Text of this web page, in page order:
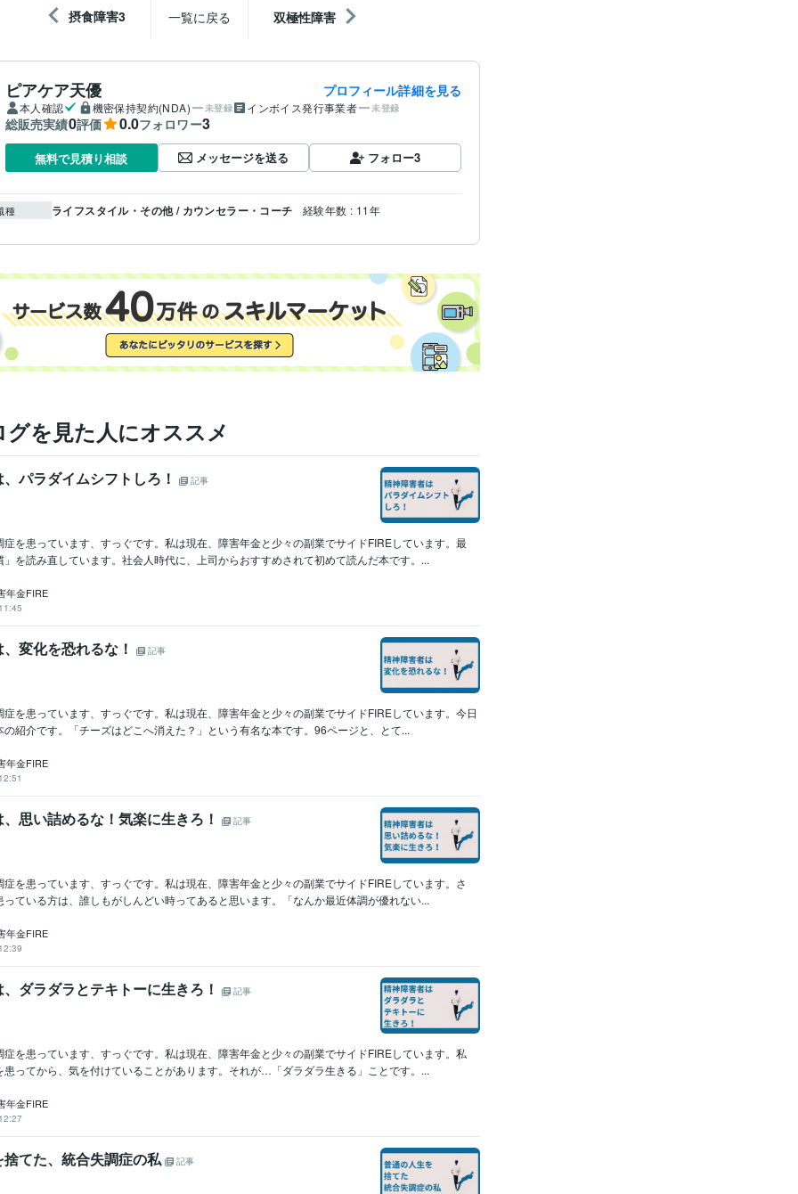
摂食障害3 一覧に戻る 双極性障害
ピアケア天優 プロフィール詳細を見る
本人確認 機密保持契約(NDA) 未登録 インボイス発行事業者 未登録
総販売実績0評価 0.0フォロワー3
無料で見積り相談 メッセージを送る フォロー3
種 ライフスタイル・その他 / カウンセラー・コーチ 経験年数 : 11年
を見た人にオススメ
パラダイムシフトしろ！ 記事
症を患っています、すっぐです。私は現在、障害年金と少々の副業でサイドFIREしています。最
を読み直しています。社会人時代に、上司からおすすめされて初めて読んだ本です。...
年金FIRE
変化を恐れるな！ 記事
を患っています、すっぐです。私は現在、障害年金と少々の副業でサイドFIREしています。今日
紹介です。「チーズはどこへ消えた？」という有名な本です。96ページと、とて...
年金FIRE
思い詰めるな！気楽に生きろ！ 記事
を患っています、すっぐです。私は現在、障害年金と少々の副業でサイドFIREしています。さ
ている方は、誰しもがしんどい時ってあると思います。「なんか最近体調が優れない...
年金FIRE
ダラダラとテキトーに生きろ！ 記事
を患っています、すっぐです。私は現在、障害年金と少々の副業でサイドFIREしています。私
患ってから、気を付けていることがあります。それが…「ダラダラ生きる」ことです。...
年金FIRE
てた、統合失調症の私 記事